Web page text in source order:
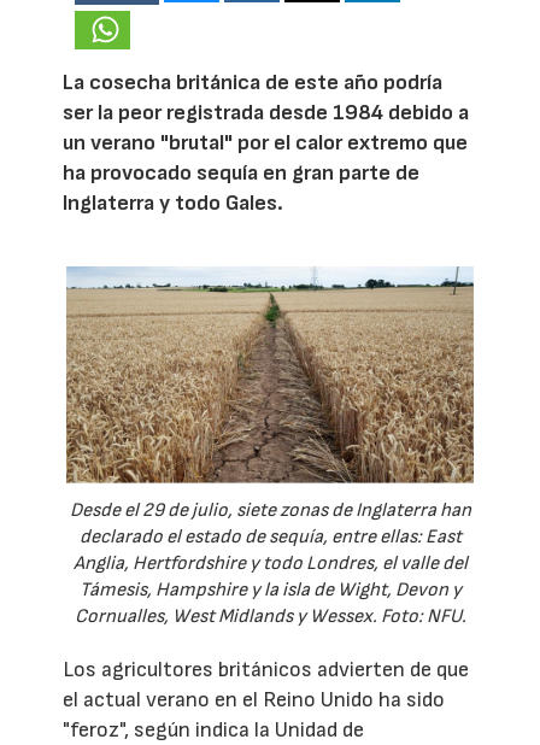
La cosecha británica de este año podría
ser la peor registrada desde 1984 debido a
un verano "brutal" por el calor extremo que
ha provocado sequía en gran parte de
Inglaterra y todo Gales.
Desde el 29 de julio, siete zonas de Inglaterra han
declarado el estado de sequía, entre ellas: East
Anglia, Hertfordshire y todo Londres, el valle del
Támesis, Hampshire y la isla de Wight, Devon y
Cornualles, West Midlands y Wessex. Foto: NFU.
Los agricultores británicos advierten de que
el actual verano en el Reino Unido ha sido
"feroz", según indica la Unidad de